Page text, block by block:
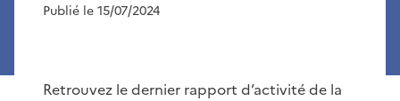
Publié le 15/07/2024
Retrouvez le dernier rapport d’activité de la